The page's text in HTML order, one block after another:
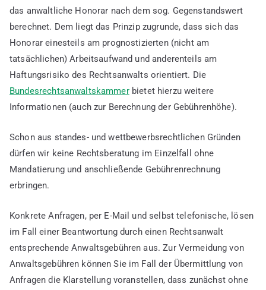
das anwaltliche Honorar nach dem sog. Gegenstandswert
berechnet. Dem liegt das Prinzip zugrunde, dass sich das
Honorar einesteils am prognostizierten (nicht am
tatsächlichen) Arbeitsaufwand und anderenteils am
Haftungsrisiko des Rechtsanwalts orientiert. Die
Bundesrechtsanwaltskammerbietet hierzu weitere
Informationen (auch zur Berechnung der Gebührenhöhe).
Schon aus standes- und wettbewerbsrechtlichen Gründen
dürfen wir keine Rechtsberatung im Einzelfall ohne
Mandatierung und anschließende Gebührenrechnung
erbringen.
Konkrete Anfragen, per E-Mail und selbst telefonische, lösen
im Fall einer Beantwortung durch einen Rechtsanwalt
entsprechende Anwaltsgebühren aus. Zur Vermeidung von
Anwaltsgebühren können Sie im Fall der Übermittlung von
Anfragen die Klarstellung voranstellen, dass zunächst ohne